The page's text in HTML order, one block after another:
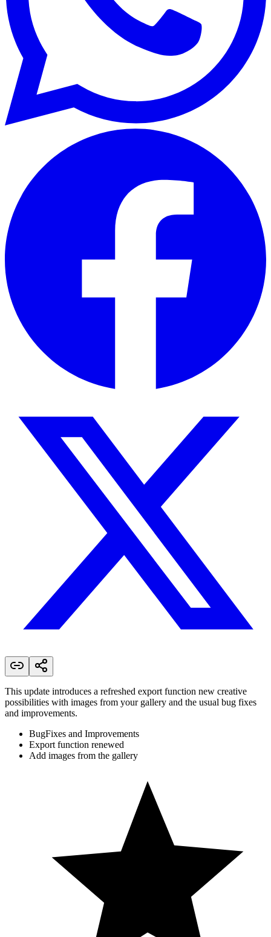
This update introduces a refreshed export function new creative
possibilities with images from your gallery and the usual bug fixes
and improvements.
BugFixes and Improvements
Export function renewed
Add images from the gallery